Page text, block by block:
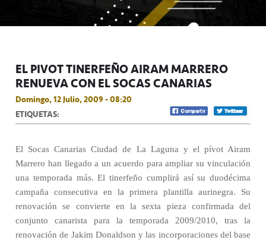
EL PIVOT TINERFEÑO AIRAM MARRERO
RENUEVA CON EL SOCAS CANARIAS
Domingo, 12 Julio, 2009 - 08:20
ETIQUETAS:
El Socas Canarias Ciudad de La Laguna y el pívot Airam
Marrero han llegado a un acuerdo para ampliar su vinculación
una temporada más. El tinerfeño cumplirá así su duodécima
campaña consecutiva en la primera plantilla aurinegra. Su
renovación se convierte en la sexta pieza confirmada del
conjunto canarista para la temporada 2009/2010, tras la
renovación de Jakim Donaldson y las incorporaciones del base